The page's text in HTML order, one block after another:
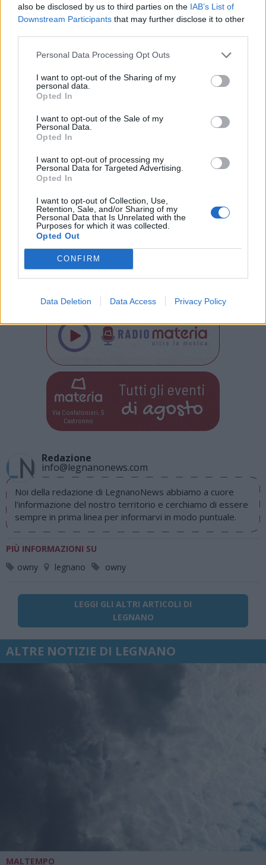
also be disclosed by us to third parties on the IAB’s List of
Downstream Participants that may further disclose it to other
Personal Data Processing Opt Outs
I want to opt-out of the Sharing of my
personal data.
Opted In
I want to opt-out of the Sale of my
Personal Data.
Opted In
I want to opt-out of processing my
Personal Data for Targeted Advertising.
Opted In
I want to opt-out of Collection, Use,
Retention, Sale, and/or Sharing of my
Personal Data that Is Unrelated with the
Purposes for which it was collected.
Opted Out
CONFIRM
Data Deletion Data Access Privacy Policy
dall’altra parte deve dedicare meno tempo al
compratore ed è certo della presenza del
denaro sulla piattaforma. Grazie a questo
proprietà a cuore leggero. Il compratore viene
effettuati verso il venditore, nel caso in cui
non voglia concludere l’operazione: il
compratore richiede il rimborso
dell’operazione, il venditore lo conferma e
Owny restituisce il denaro al compratore.
Owny ha pensato a tutte le diverse ipotesi
possibili, prevedendo tre tipologie di
operazioni spiegate nella pagina
Via Confalonieri, 5
Castronno
Tutti gli eventi
di agosto
Redazione
info@legnanonews.com
Noi della redazione di LegnanoNews abbiamo a cuore
l'informazione del nostro territorio e cerchiamo di essere
sempre in prima linea per informarvi in modo puntuale.
PIÙ INFORMAZIONI SU
owny
legnano owny
LEGGI GLI ALTRI ARTICOLI DI
LEGNANO
ALTRE NOTIZIE DI LEGNANO
MALTEMPO